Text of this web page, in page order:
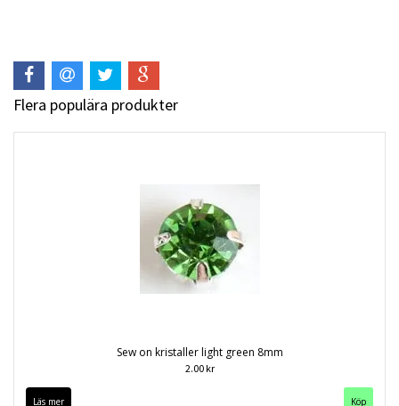
Flera populära produkter
Sew on kristaller light green 8mm
2.00 kr
Läs mer Köp